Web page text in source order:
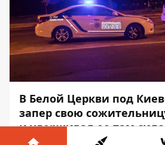
В Белой Церкви под
запер свою
и удерживал ее там
время он издевался над